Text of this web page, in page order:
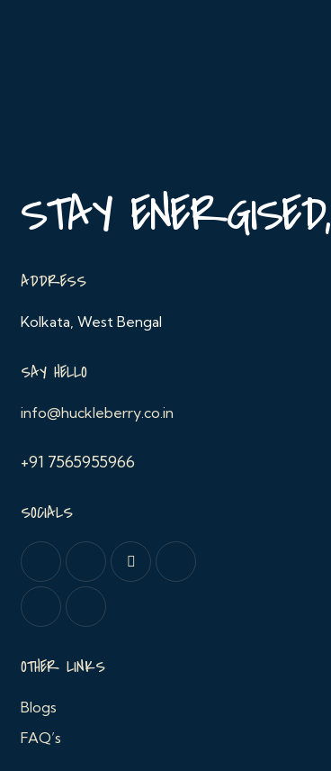
STAY ENERGISED,
ADDRESS
Kolkata, West Bengal
SAY HELLO
info@huckleberry.co.in
+91 7565955966
SOCIALS
OTHER LINKS
Blogs
FAQ’s